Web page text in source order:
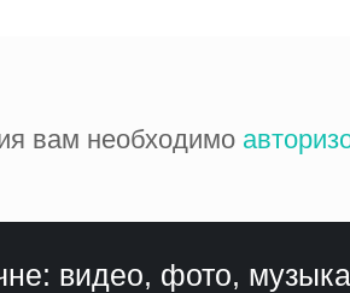
вам необходимо
видео, фото,